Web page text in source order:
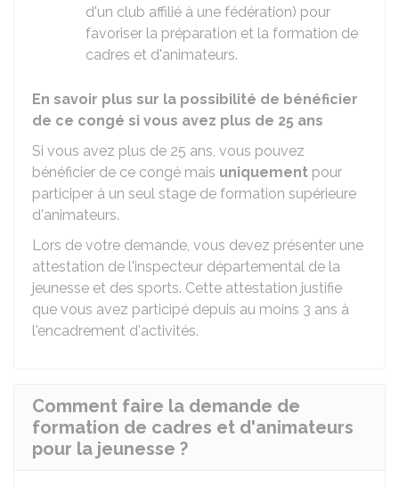
d'un club affilié à une fédération) pour
favoriser la préparation et la formation de
cadres et d'animateurs.
En savoir plus sur la possibilité de bénéficier
de ce congé si vous avez plus de 25 ans
Si vous avez plus de 25 ans, vous pouvez
bénéficier de ce congé mais uniquement pour
participer à un seul stage de formation supérieure
d'animateurs.
Lors de votre demande, vous devez présenter une
attestation de l'inspecteur départemental de la
jeunesse et des sports. Cette attestation justifie
que vous avez participé depuis au moins 3 ans à
l'encadrement d'activités.
Comment faire la demande de
formation de cadres et d'animateurs
pour la jeunesse ?